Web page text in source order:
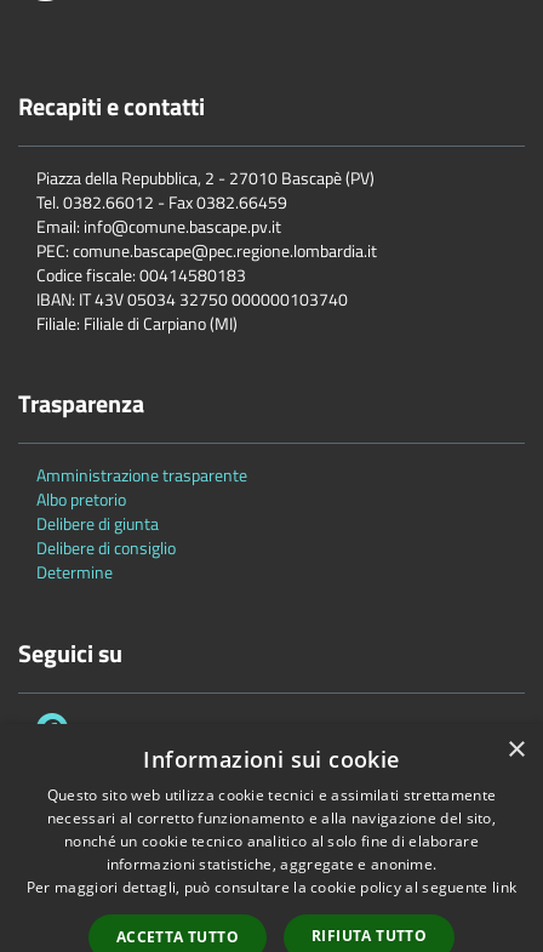
Recapiti e contatti
Piazza della Repubblica, 2 - 27010 Bascapè (PV)
Tel. 0382.66012 - Fax 0382.66459
Email: info@comune.bascape.pv.it
PEC: comune.bascape@pec.regione.lombardia.it
Codice fiscale: 00414580183
IBAN: IT 43V 05034 32750 000000103740
Filiale: Filiale di Carpiano (MI)
Trasparenza
Amministrazione trasparente
Albo pretorio
Delibere di giunta
Delibere di consiglio
Determine
Seguici su
Accessibilità Privacy Cookie
Mappa del sito
Copyright © 2026 • Comune di Bascapè • Powered byMunicipium•
×
Informazioni sui cookie
Questo sito web utilizza cookie tecnici e assimilati strettamente
necessari al corretto funzionamento e alla navigazione del sito,
nonché un cookie tecnico analitico al solo fine di elaborare
informazioni statistiche, aggregate e anonime.
Per maggiori dettagli, può consultare la cookie policy al seguente link
ACCETTA TUTTO RIFIUTA TUTTO